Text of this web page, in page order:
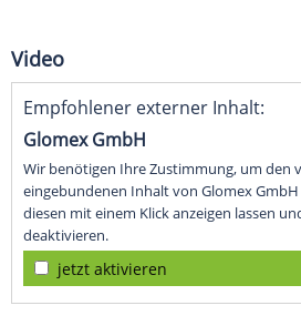
Video
Empfohlener externer Inhalt:
Glomex GmbH
Wir benötigen Ihre Zustimmung, um den
eingebundenen Inhalt von Glomex GmbH
diesen mit einem Klick anzeigen lassen
deaktivieren.
jetzt aktivieren